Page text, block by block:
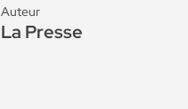
Auteur
La Presse